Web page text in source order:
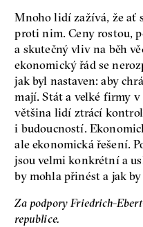
Mnoho lidí zažívá, že ať
proti nim. Ceny rostou,
a skutečný vliv na běh
ekonomický řád se
jak byl nastaven: aby
mají. Stát a velké firmy
většina lidí ztrácí
i budoucností.
ale ekonomická řešení.
jsou velmi konkrétní a
by mohla přinést a jak
Za podpory Friedrich-
republice.